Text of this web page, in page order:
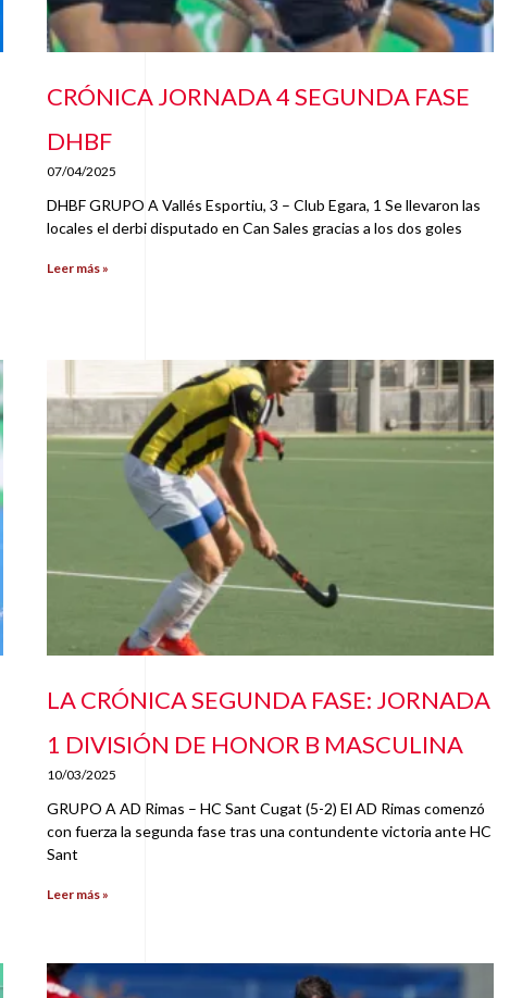
CRÓNICA JORNADA 4 SEGUNDA FASE
DHBF
07/04/2025
DHBF GRUPO A Vallés Esportiu, 3 – Club Egara, 1 Se llevaron las
locales el derbi disputado en Can Sales gracias a los dos goles
Leer más »
LA CRÓNICA SEGUNDA FASE: JORNADA
1 DIVISIÓN DE HONOR B MASCULINA
10/03/2025
GRUPO A AD Rimas – HC Sant Cugat (5-2) El AD Rimas comenzó
con fuerza la segunda fase tras una contundente victoria ante HC
Sant
Leer más »